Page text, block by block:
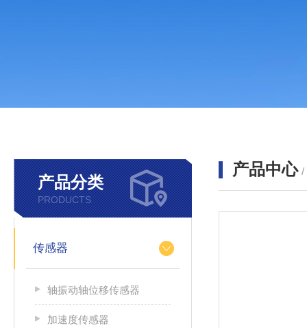
产品分类
PRODUCTS
传感器
轴振动轴位移传感器
加速度传感器
产品中心 /